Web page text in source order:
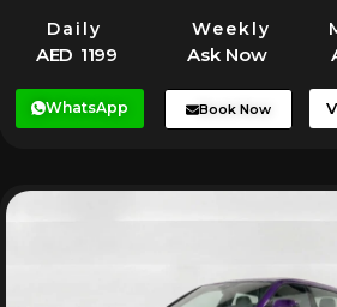
Daily Weekly
AED 1199 Ask Now
WhatsApp Book Now